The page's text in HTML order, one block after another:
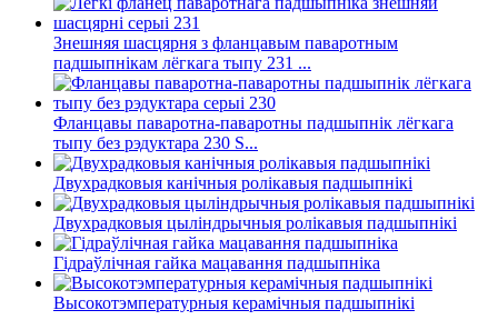
Знешняя шасцярня з фланцавым паваротным
падшыпнікам лёгкага тыпу 231 ...
Фланцавы паваротна-паваротны падшыпнік лёгкага
тыпу без рэдуктара 230 S...
Двухрадковыя канічныя ролікавыя падшыпнікі
Двухрадковыя цыліндрычныя ролікавыя падшыпнікі
Гідраўлічная гайка мацавання падшыпніка
Высокотэмпературныя керамічныя падшыпнікі